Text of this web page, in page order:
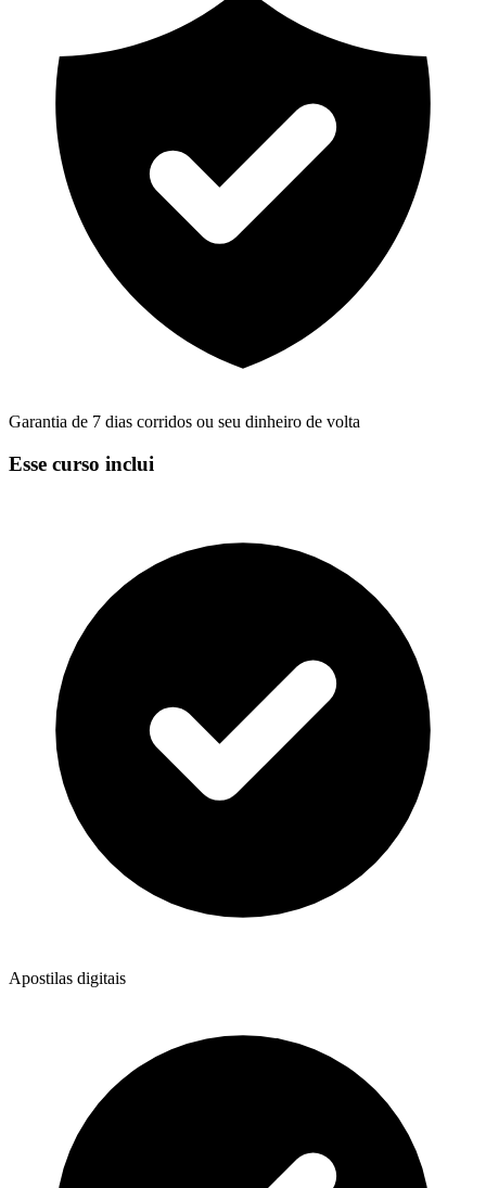
Garantia de 7 dias corridos ou seu dinheiro de volta
Esse curso inclui
Apostilas digitais